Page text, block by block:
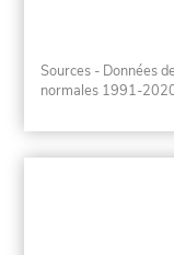
Sources - Données
normales 1991-